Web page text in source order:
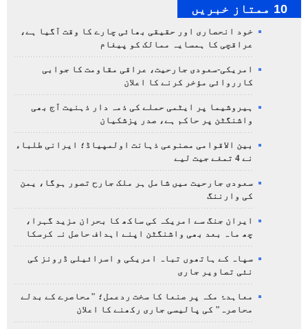
10 ممتاز خبریں
خود انحصاری اور حقیقی بھائی چارے کا وقت آگیا ہے،
عراقچی کا ہمسایہ ممالک کو پیغام
امریکی-سعودی جارحیت، عراقی مقاومت کا جوابی
کارروائی مؤخر کرنے کا اعلان
ہیروشیما پر ایٹمی حملے کی ذمہ دار ذہنیت آج بھی
واشنگٹن پر حاکم ہے، صدر پزشکیان
بین الاقوامی مصنوعی ذہانت اولمپیاڈ؛ ایرانی طلباء
نے 4 تمغے جیت لیے
سعودی جارحیت میں شامل ہر ملک جارح تصور ہوگا، یمن
کی وارننگ
ایران جنگ سے امریکہ کی ساکھ کا بحران مزید گہرا،
چھ ماہ بعد بھی واشنگٹن اپنے اہداف حاصل نہ کرسکا
سپاہ کے ہاتھوں تباہ امریکی و اسرائیلی ڈرونز کی
نئی تصاویر جاری
معاہدۂ مکہ پر صنعا کا سخت ردعمل؛ "محاصرے کے بدلے
محاصرہ" کی پالیسی جاری رکھنے کا اعلان